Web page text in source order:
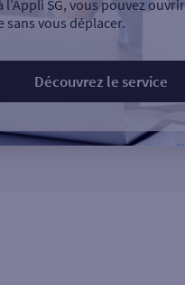
l’Appli SG, vous pouvez
sans vous déplacer.
Découvrez le service